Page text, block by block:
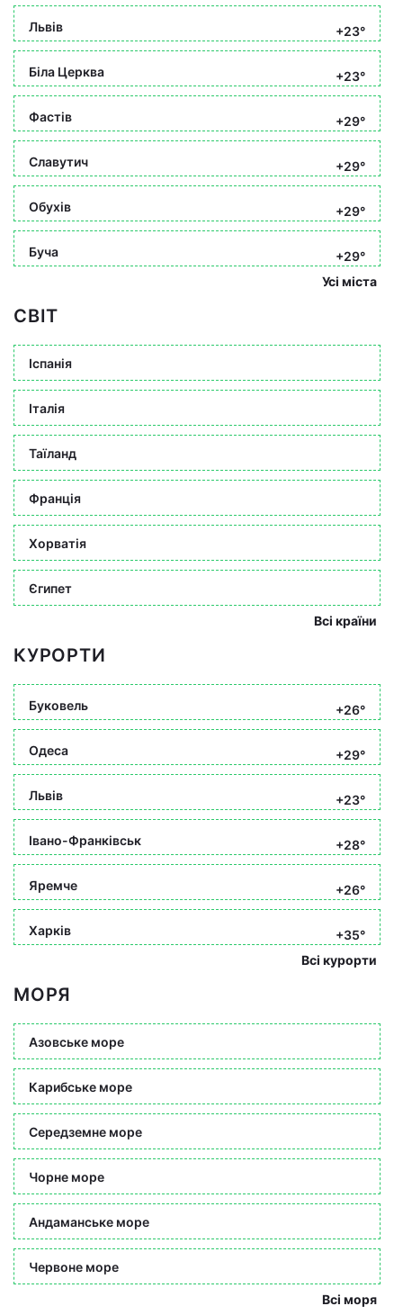
Львів +23°
Біла Церква +23°
Фастів +29°
Славутич +29°
Обухів +29°
Буча
+29°
Усі міста
СВІТ
Іспанія
Італія
Таїланд
Франція
Хорватія
Єгипет
Всі країни
КУРОРТИ
Буковель +26°
Одеса +29°
Львів +23°
Івано-Франківськ +28°
Яремче +26°
Харків
+35°
Всі курорти
МОРЯ
Азовське море
Карибське море
Середземне море
Чорне море
Андаманське море
Червоне море
Всі моря